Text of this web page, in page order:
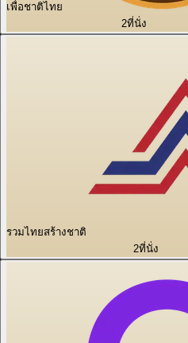
เพื่อชาติไทย
2ที่นั่ง
รวมไทยสร้างชาติ
2ที่นั่ง